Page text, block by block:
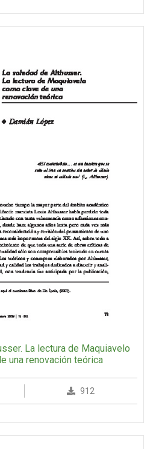
La lectura de Maquiavelo
una renovación teórica
912